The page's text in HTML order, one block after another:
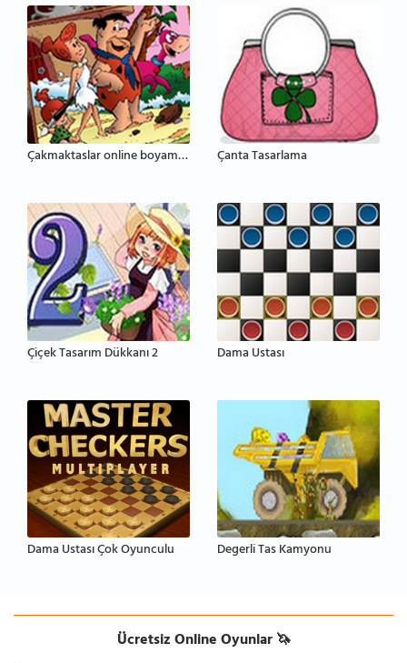
Çakmaktaslar online boyama sayfasi Çanta Tasarlama
Çiçek Tasarım Dükkanı 2 Dama Ustası
Dama Ustası Çok Oyunculu Degerli Tas Kamyonu
Ücretsiz Online Oyunlar 🦄